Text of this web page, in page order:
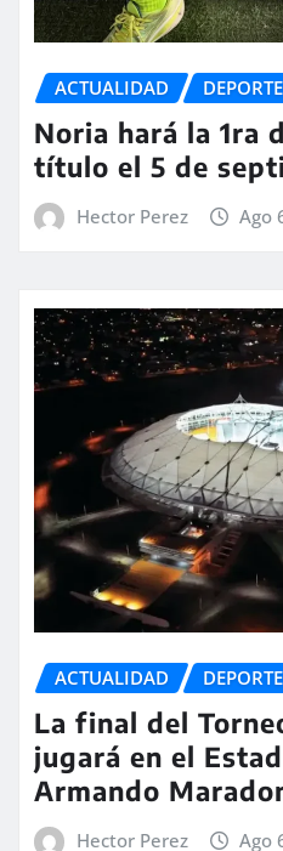
ACTUALIDAD
Noria hará la 1ra
título el 5 de
Hector Perez Ago
ACTUALIDAD
La final del
jugará en el
Armando
Hector Perez Ago